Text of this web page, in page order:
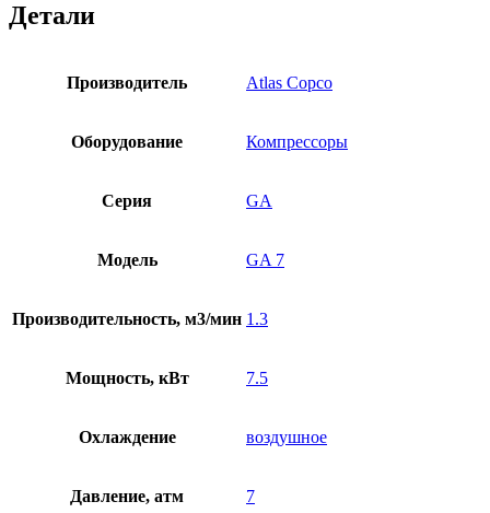
Детали
Производитель Atlas Copco
Оборудование Компрессоры
Серия GA
Модель GA 7
Производительность, м3/мин 1.3
Мощность, кВт 7.5
Охлаждение воздушное
Давление, атм 7